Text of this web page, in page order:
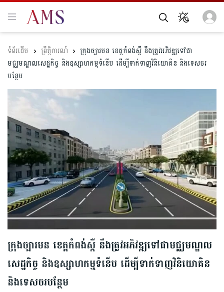
ព្រឹត្តិការណ៍
ក្រុង​ច្បារមន ​ខេត្តកំពង់ស្ពឺ នឹង​ត្រូវអភិវឌ្ឍទៅជា
មជ្ឈមណ្ឌលសេដ្ឋកិច្ច និងឧស្សាហកម្មទំនើប ​ដើម្បីទាក់ទាញវិនិយោគិន និងទេសចរ
បន្ថែម
ក្រុង​ច្បារមន ​ខេត្តកំពង់ស្ពឺ នឹង​ត្រូវអភិវឌ្ឍទៅជាមជ្ឈមណ្ឌល
សេដ្ឋកិច្ច និងឧស្សាហកម្មទំនើប ​ដើម្បីទាក់ទាញវិនិយោគិន
និងទេសចរបន្ថែម